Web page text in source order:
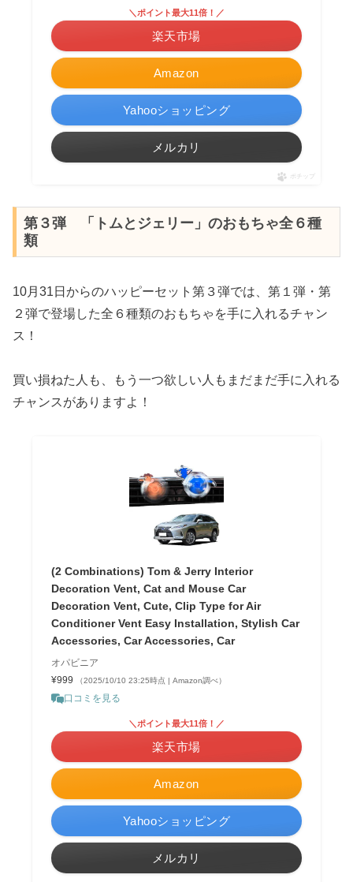
Amazon
＼ポイント最大11倍！／
楽天市場
Yahooショッピング
メルカリ
ポチップ
第３弾 「トムとジェリー」のおもちゃ全６種
類
10月31日からのハッピーセット第３弾では、第１弾・第
２弾で登場した全６種類のおもちゃを手に入れるチャン
ス！
買い損ねた人も、もう一つ欲しい人もまだまだ手に入れる
チャンスがありますよ！
(2 Combinations) Tom & Jerry Interior
Decoration Vent, Cat and Mouse Car
Decoration Vent, Cute, Clip Type for Air
Conditioner Vent Easy Installation, Stylish Car
Accessories, Car Accessories, Car
オパビニア
¥999
（2025/10/10 23:25時点 | Amazon調べ）
口コミを見る
Amazon
＼ポイント最大11倍！／
楽天市場
Yahooショッピング
メルカリ